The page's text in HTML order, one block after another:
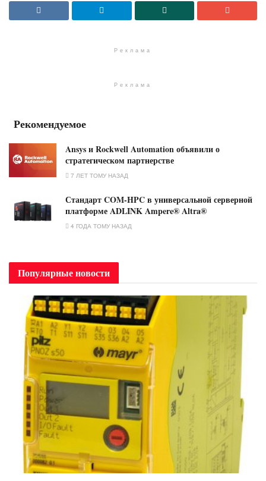
Реклама
Реклама
Рекомендуемое
Ansys и Rockwell Automation объявили о
стратегическом партнерстве
7 ЛЕТ ТОМУ НАЗАД
Стандарт COM-HPC в универсальной серверной
платформе ADLINK Ampere® Altra®
4 ГОДА ТОМУ НАЗАД
Популярные новости